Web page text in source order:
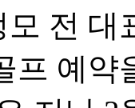
전 대
프 예약